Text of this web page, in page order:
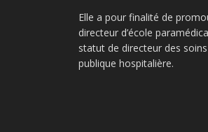
Elle a pour finalité de
directeur d’école
statut de directeur des
publique hospitalière.